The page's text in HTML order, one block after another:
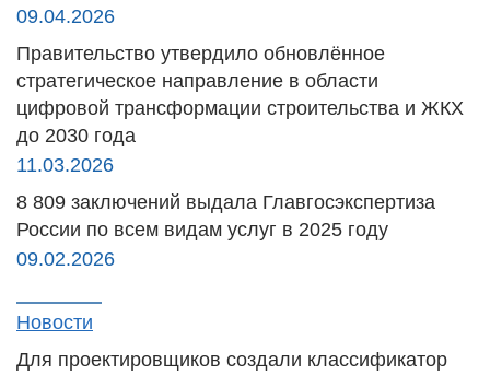
09.04.2026
Правительство утвердило обновлённое
стратегическое направление в области
цифровой трансформации строительства и ЖКХ
до 2030 года
11.03.2026
8 809 заключений выдала Главгосэкспертиза
России по всем видам услуг в 2025 году
09.02.2026
Новости
Для проектировщиков создали классификатор